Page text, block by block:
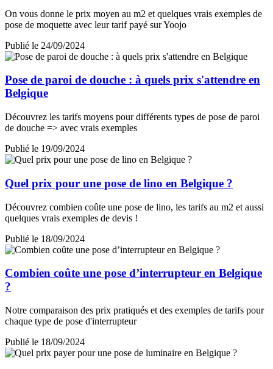
On vous donne le prix moyen au m2 et quelques vrais exemples de
pose de moquette avec leur tarif payé sur Yoojo
Publié le 24/09/2024
Pose de paroi de douche : à quels prix s'attendre en
Belgique
Découvrez les tarifs moyens pour différents types de pose de paroi
de douche => avec vrais exemples
Publié le 19/09/2024
Quel prix pour une pose de lino en Belgique ?
Découvrez combien coûte une pose de lino, les tarifs au m2 et aussi
quelques vrais exemples de devis !
Publié le 18/09/2024
Combien coûte une pose d’interrupteur en Belgique
?
Notre comparaison des prix pratiqués et des exemples de tarifs pour
chaque type de pose d'interrupteur
Publié le 18/09/2024